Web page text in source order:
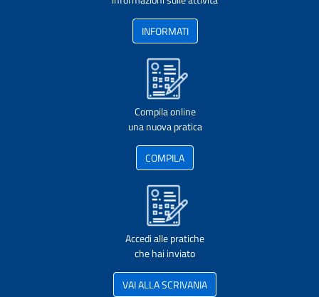
INFORMATI
Compila online
una nuova pratica
COMPILA
Accedi alle pratiche
che hai inviato
VAI ALLA SCRIVANIA